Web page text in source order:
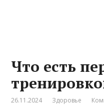
Что есть
26.11.2024 Здоровье